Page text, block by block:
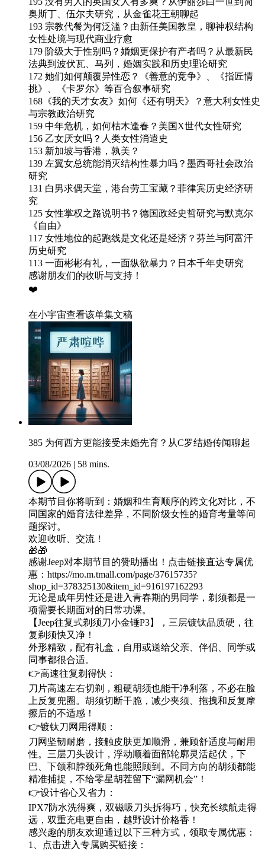
奥斯丁、伍尔夫研究，从金雀花王朝聊起
193 宗教代餐为何泛滥？由新任美国教皇，聊神权结构
女性处境与现代商业疗愈
179 阶级大于性别吗？婚姻更保护有产者吗？从最新民
法典到波伏瓦、马列，婚姻实践和历史理论研究
172 她们如何颠覆异性恋？《善意的竞争》、《指匠情
挑》、《卡罗尔》等百合叙事研究
168《我的天才女友》如何《还有明天》？意大利女性史
与宗教政治研究
159 中年危机，如何枯木逢春？美国X世代女性研究
156 乙女厌女吗？人类女性消遣史
153 新加坡与香港，孰美？
139 左翼女总统能消灭结构性暴力吗？墨西哥社会政治
研究
131 白男求偶天堂，港台劳工宝藏？菲律宾历史经济研
究
125 女性掌权之路说明书？德国政经史哲研究与默克尔
《自由》
117 女性地位的起跑线是文化还是经济？芬兰与阿富汗
历史研究
113 一面彬彬有礼，一面纵欲暴力？日本千年史研究
感谢朋友们的收听与支持！
❤️
在小宇宙查看该单集文稿
385 为何西方更能接受未婚先育？从C罗结婚传闻聊起
03/08/2026 58 mins.
本期节目你将听到：婚姻和生育顺序的跨文化对比，不
同国家的婚育法律差异，不同阶级女性的婚育考量等问
题探讨。
欢迎收听、交流！
🎁🎁
感谢Jeep对本期节目的赞助播出！点击链接直达专属优
惠：https://mo.m.tmall.com/page/37615735?
shop_id=378325130&item_id=916197162293
无论是成年男性还是进入青春期的男同学，剃须都是一
项需要长期面对的日常功课。
【Jeep往复式剃须刀小金锤P3】，三层镀钛品质硬，往
复剃须快又净！
外形精致，配有礼盒，自用或送给父亲、伴侣、同学或
同事都很合适。
👉高速往复剃得快：
刀片高速左右切剃，粗硬胡须也能干净利落，不必在脸
上反复兜圈。胡须切断干脆，减少夹须、拖拽和反复摩
擦后的不适感！
👉镀钛刀网用得顺：
刀网坚韧耐磨，接触皮肤更加顺滑，兼顾舒适度与耐用
性。三层刀头设计，浮动顺着面部轮廓灵活起伏，下
巴、下颌和脖颈死角也能照顾到。不同方向的胡须都能
精准捕捉，不给零星胡茬留下“漏网机会”！
👉设计省心又省力：
IPX7防水洗得爽，双磁吸刀头拆得巧，快充长续航走得
远，双重充电更自由，越野设计价格香！
感兴趣的朋友欢迎通过以下三种方式，领取专属优惠：
1、点击进入专属购买链接：